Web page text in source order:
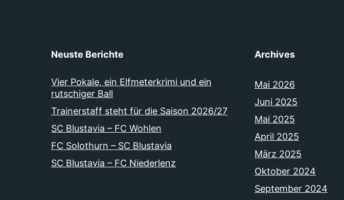
Neuste Berichte
Vier Pokale, ein Elfmeterkrimi und ein
rutschiger Ball
Trainerstaff steht für die Saison 2026/27
SC Blustavia – FC Wohlen
FC Solothurn – SC Blustavia
SC Blustavia – FC Niederlenz
Archives
Mai 2026
Juni 2025
Mai 2025
April 2025
März 2025
Oktober 2024
September 2024